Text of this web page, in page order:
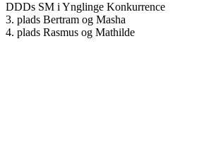
DDDs SM i Ynglinge Konkurrence
3. plads Bertram og Masha
4. plads Rasmus og Mathilde